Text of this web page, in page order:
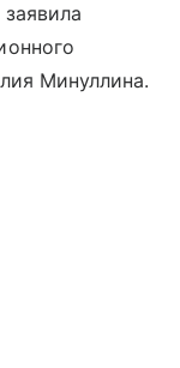
Минуллина.